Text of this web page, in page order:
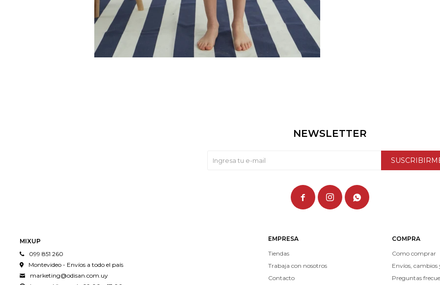
MIXUP
099 851 260
Montevideo - Envíos a todo el país
marketing@odisan.com.uy
EMPRESA
Tiendas
Trabaja con nosotros
Contacto
COMPRA
Como comprar
Envíos, cambios
Preguntas
NEWSLETTER
  